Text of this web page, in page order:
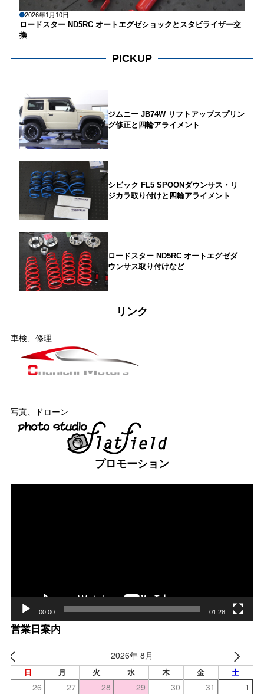
2026年1月10日
ロードスター ND5RC オートエグゼショックとスタビライザー交
換
PICKUP
ジムニー JB74W リフトアップスプリン
グ修正と四輪アライメント
シビック FL5 SPOONダウンサス・リ
ジカラ取り付けと四輪アライメント
ロードスター ND5RC オートエグゼダ
ウンサス取り付けなど
リンク
車検、修理
写真、ドローン
プロモーション
00:00 01:28
営業日案内
2026年 8月
日 月 火 水 木 金 土
26 27 28 29 30 31 1